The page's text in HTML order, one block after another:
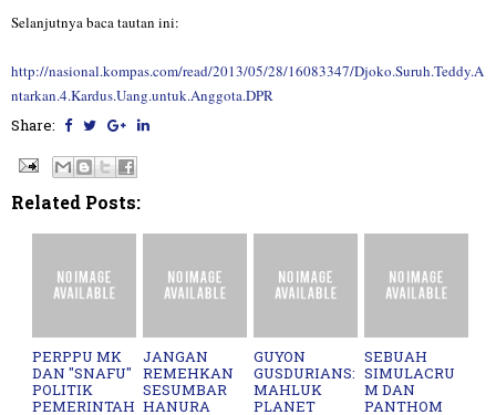
Selanjutnya baca tautan ini:
http://nasional.kompas.com/read/2013/05/28/16083347/Djoko.Suruh.Teddy.A
ntarkan.4.Kardus.Uang.untuk.Anggota.DPR
Share:
Related Posts:
PERPPU MK
DAN "SNAFU"
POLITIK
PEMERINTAH
JANGAN
REMEHKAN
SESUMBAR
HANURA
GUYON
GUSDURIANS:
MAHLUK
PLANET
SEBUAH
SIMULACRU
M DAN
PANTHOM